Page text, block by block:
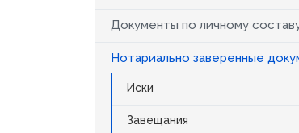
Документы по личному
Нотариально заверенные
Иски
Завещания